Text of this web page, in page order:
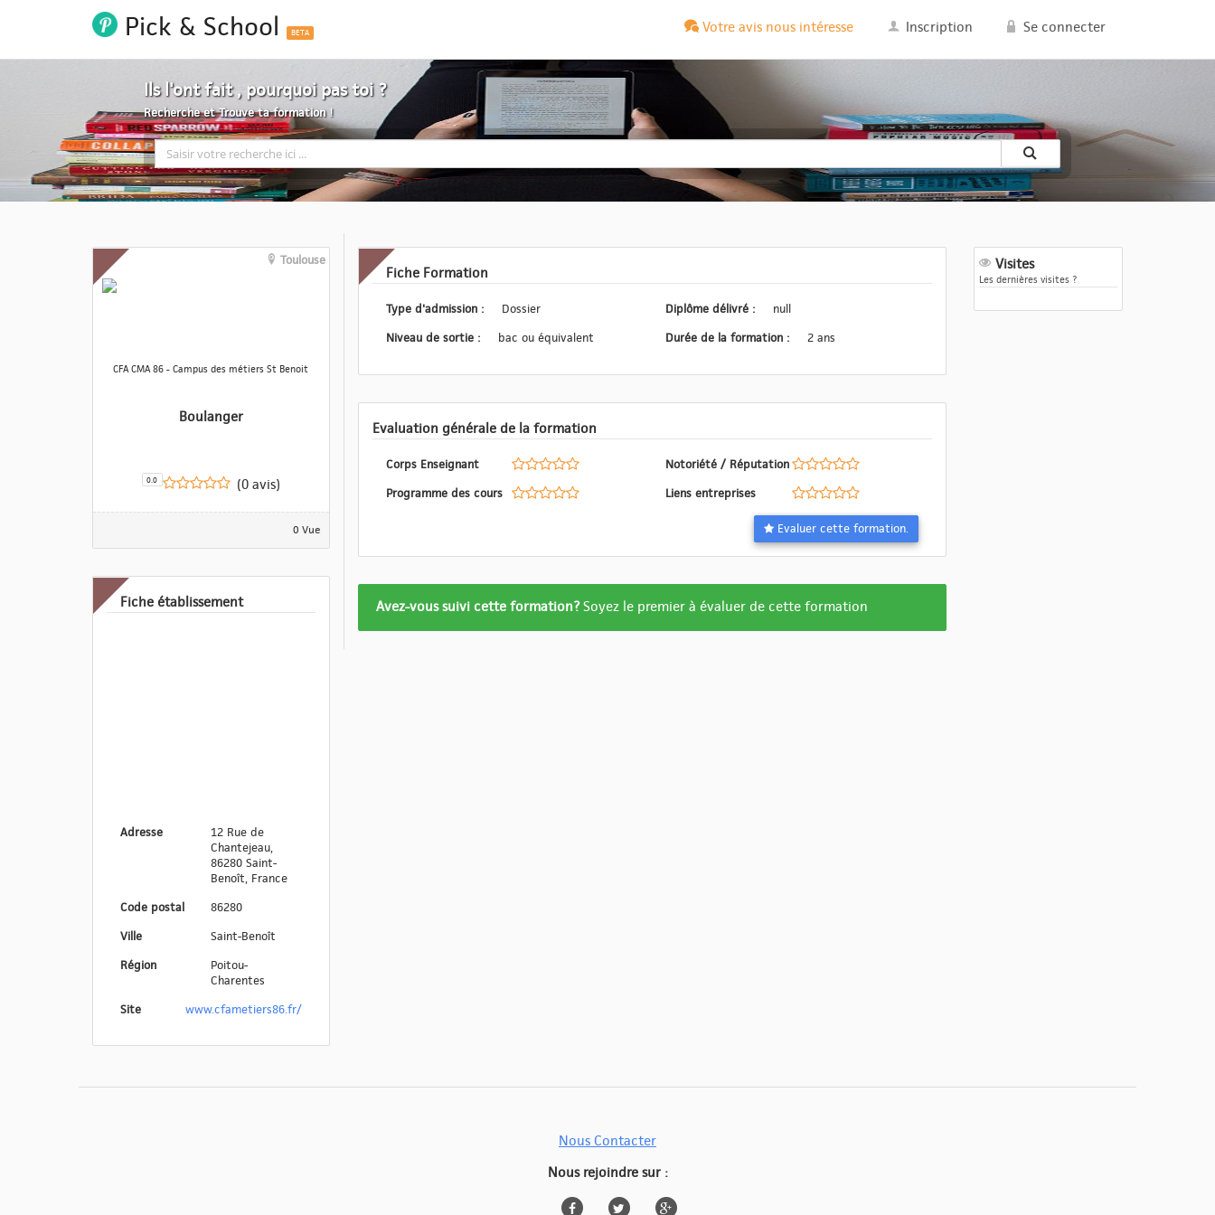
Pick & School BETA Votre avis nous intéresse Inscription Se connecter
Ils l'ont fait , pourquoi pas toi ?
Recherche et Trouve ta formation !
Toulouse
CFA CMA 86 - Campus des métiers St Benoit
Boulanger
0.0 (0 avis)
0 Vue
Fiche établissement
Adresse
12 Rue de
Chantejeau,
86280 Saint-
Benoît, France
Code postal
86280
Ville
Saint-Benoît
Région
Poitou-
Charentes
Site
www.cfametiers86.fr/
Fiche Formation
Type d'admission :
Dossier
Niveau de sortie :
bac ou équivalent
Diplôme délivré :
null
Durée de la formation :
2 ans
Evaluation générale de la formation
Corps Enseignant
Programme des cours
Notoriété / Réputation
Liens entreprises
Evaluer cette formation.
Formation
Avez-vous suivi cette formation?Soyez le premier à évaluer de cette formation
Visites
Les dernières visites ?
Nous Contacter
Nous rejoindre sur :